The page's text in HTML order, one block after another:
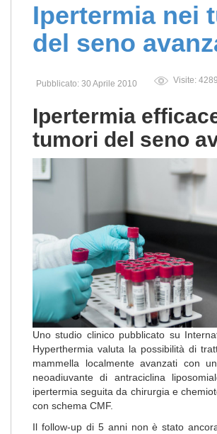
Ipertermia nei
del seno
Pubblicato: 30 Aprile 2010 Visite: 4289
Ipertermia
tumori del seno
Uno studio clinico pubblicato su
Hyperthermia valuta la possibilità di
mammella localmente avanzati con
neoadiuvante di antraciclina
ipertermia seguita da chirurgia e
con schema CMF.
Il follow-up di 5 anni non è stato